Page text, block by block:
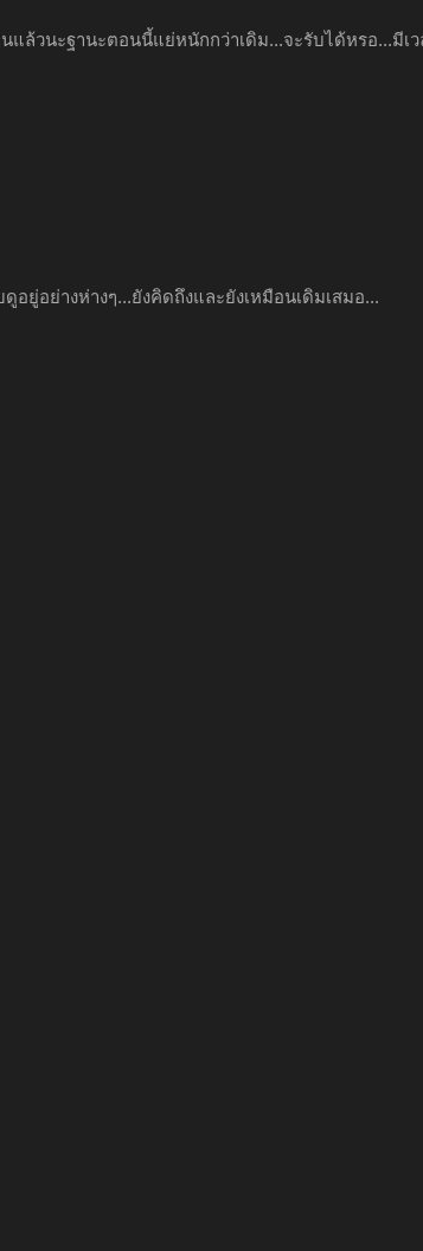
แล้วนะฐานะตอนนี้แย่หนักกว่าเดิม...จะรับได้หรอ...มีเ
อยู่อย่างห่างๆ...ยังคิดถึงและยังเหมือนเดิมเสมอ...